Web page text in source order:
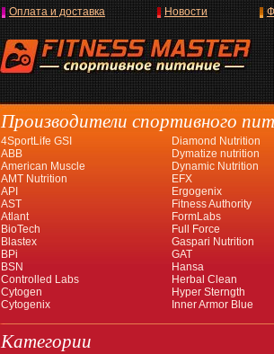
Оплата и доставка Новости
Производители спортивного
4SportLife GSI
ABB
American Muscle
AMT Nutrition
API
AST
Atlant
BioTech
Blastex
BPi
BSN
Controlled Labs
Cytogen
Cytogenix
Diamond Nutrition
Dymatize nutrition
Dynamic Nutrition
EFX
Ergogenix
Fitness Authority
FormLabs
Full Force
Gaspari Nutrition
GAT
Hansa
Herbal Clean
Hyper Sterngth
Inner Armor Blue
Категории